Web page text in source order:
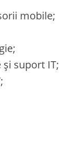
mobile;
suport IT;